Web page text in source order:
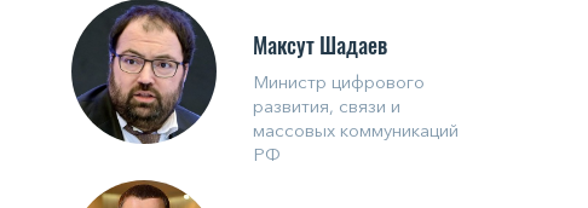
Максут Шадаев
Министр цифрового
развития, связи и
массовых коммуникаций
РФ